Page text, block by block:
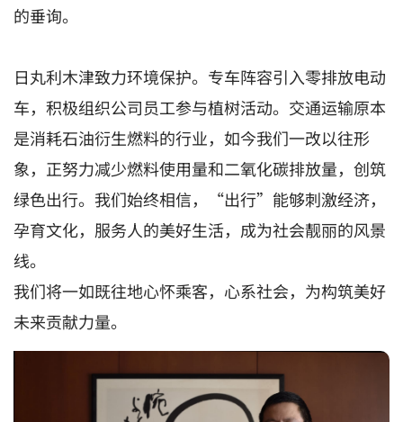
的垂询。
日丸利木津致力环境保护。专车阵容引入零排放电动
车，积极组织公司员工参与植树活动。交通运输原本
是消耗石油衍生燃料的行业，如今我们一改以往形
象，正努力减少燃料使用量和二氧化碳排放量，创筑
绿色出行。我们始终相信，“出行”能够刺激经济，
孕育文化，服务人的美好生活，成为社会靓丽的风景
线。
我们将一如既往地心怀乘客，心系社会，为构筑美好
未来贡献力量。